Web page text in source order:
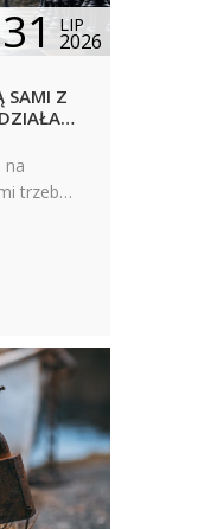
31 LIP
2026
SAMI Z
na
trzeba
w